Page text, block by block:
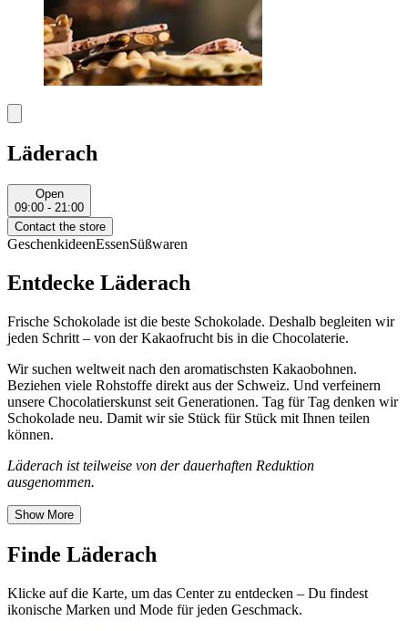
Läderach
Open
09:00 - 21:00
Contact the store
GeschenkideenEssenSüßwaren
Entdecke Läderach
Frische Schokolade ist die beste Schokolade. Deshalb begleiten wir
jeden Schritt – von der Kakaofrucht bis in die Chocolaterie.
Wir suchen weltweit nach den aromatischsten Kakaobohnen.
Beziehen viele Rohstoffe direkt aus der Schweiz. Und verfeinern
unsere Chocolatierskunst seit Generationen. Tag für Tag denken wir
Schokolade neu. Damit wir sie Stück für Stück mit Ihnen teilen
können.
Läderach ist teilweise von der dauerhaften Reduktion
ausgenommen.
Show More
Finde Läderach
Klicke auf die Karte, um das Center zu entdecken – Du findest
ikonische Marken und Mode für jeden Geschmack.